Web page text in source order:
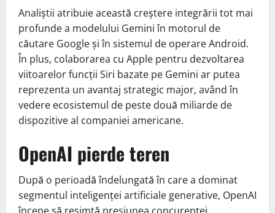
Analiștii atribuie această creștere integrării tot mai
profunde a modelului Gemini în motorul de
căutare Google și în sistemul de operare Android.
În plus, colaborarea cu Apple pentru dezvoltarea
viitoarelor funcții Siri bazate pe Gemini ar putea
reprezenta un avantaj strategic major, având în
vedere ecosistemul de peste două miliarde de
dispozitive al companiei americane.
OpenAI pierde teren
După o perioadă îndelungată în care a dominat
segmentul inteligenței artificiale generative, OpenAI